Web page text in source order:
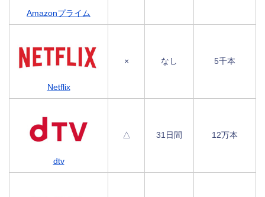
Amazonプライム
Netflix
× なし 5千本
dtv
△ 31日間 12万本